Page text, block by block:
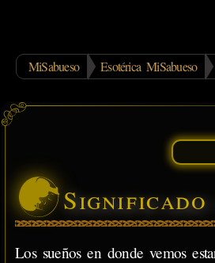
MiSabueso Esotérica MiSabueso
Los sueños en donde vemos